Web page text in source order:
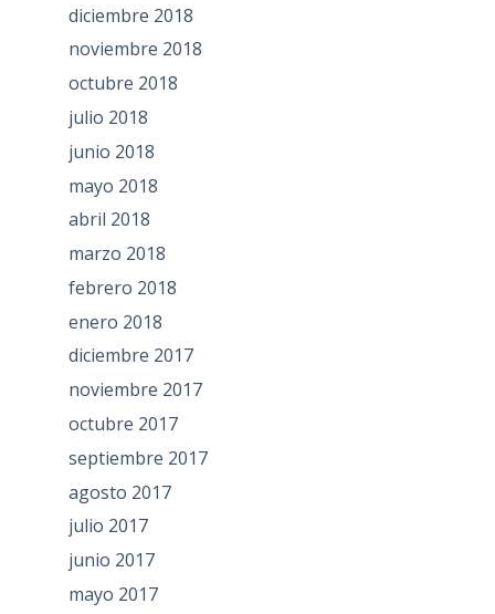
diciembre 2018
noviembre 2018
octubre 2018
julio 2018
junio 2018
mayo 2018
abril 2018
marzo 2018
febrero 2018
enero 2018
diciembre 2017
noviembre 2017
octubre 2017
septiembre 2017
agosto 2017
julio 2017
junio 2017
mayo 2017